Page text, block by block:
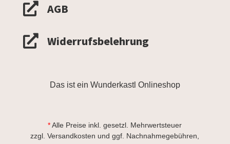
 AGB
 Widerrufsbelehrung
Das ist ein Wunderkastl Onlineshop
*Alle Preise inkl. gesetzl. Mehrwertsteuer
zzgl.Versandkosten und ggf. Nachnahmegebühren,